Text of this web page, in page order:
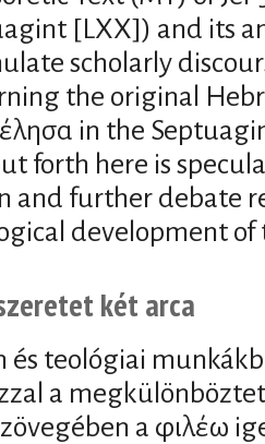
[LXX]) and its
scholarly
the original
in the
forth here is
and further debate
development of
két arca
és teológiai
a
a φιλέω